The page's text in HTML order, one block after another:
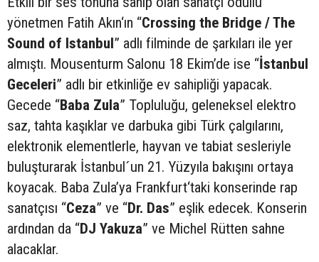
yönetmen Fatih Akın‘ın “Crossing the Bridge / The
Sound of Istanbul” adlı filminde de şarkıları ile yer
almıştı. Mousenturm Salonu 18 Ekim’de ise “İstanbul
Geceleri” adlı bir etkinliğe ev sahipliği yapacak.
Gecede “Baba Zula” Topluluğu, geleneksel elektro
saz, tahta kaşıklar ve darbuka gibi Türk çalgılarını,
elektronik elementlerle, hayvan ve tabiat sesleriyle
buluşturarak İstanbul´un 21. Yüzyıla bakışını ortaya
koyacak. Baba Zula’ya Frankfurt‘taki konserinde rap
sanatçısı “Ceza” ve “Dr. Das” eşlik edecek. Konserin
ardından da “DJ Yakuza” ve Michel Rütten sahne
alacaklar.